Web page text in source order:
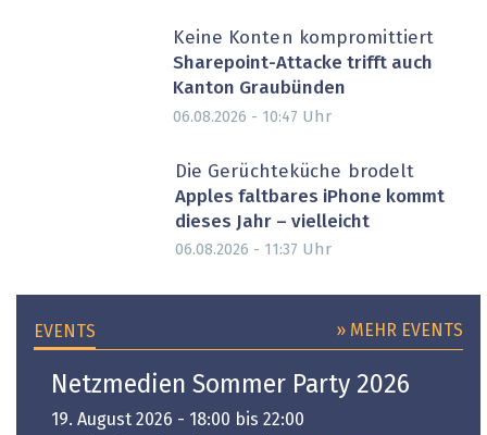
Keine Konten kompromittiert
Sharepoint-Attacke trifft auch
Kanton Graubünden
06.08.2026 - 10:47 Uhr
Die Gerüchteküche brodelt
Apples faltbares iPhone kommt
dieses Jahr – vielleicht
06.08.2026 - 11:37 Uhr
EVENTS » MEHR EVENTS
Netzmedien Sommer Party 2026
19. August 2026 - 18:00 bis 22:00